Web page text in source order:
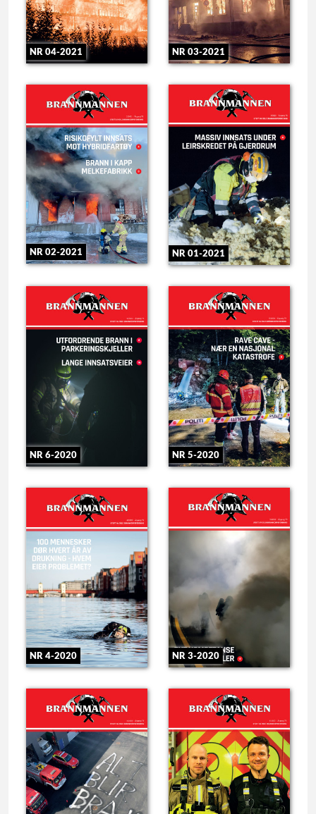
NR 04-2021 NR 03-2021
NR 02-2021 NR 01-2021
NR 6-2020 NR 5-2020
NR 4-2020 NR 3-2020